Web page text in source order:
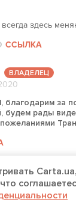
здесь
ССЫЛКА
благодарим за
будем рады
Carta.ua,